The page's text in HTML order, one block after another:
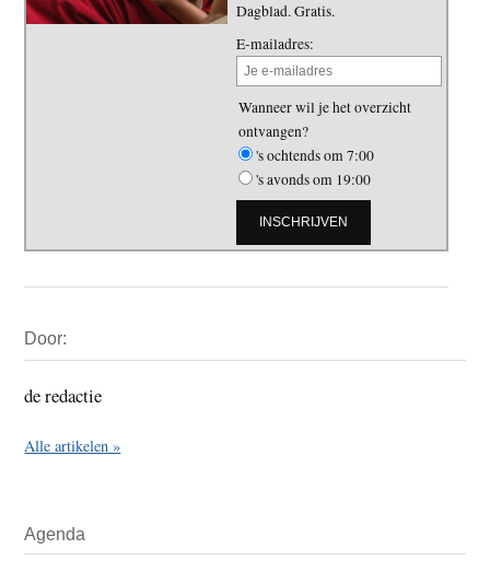
Dagblad. Gratis.
E-mailadres:
Wanneer wil je het overzicht
ontvangen?
's ochtends om 7:00
's avonds om 19:00
Sidebar
Door:
de redactie
Alle artikelen »
Agenda